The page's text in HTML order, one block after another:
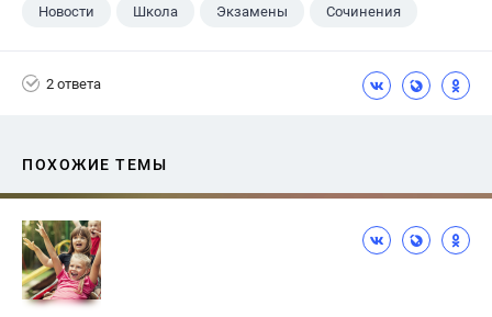
Новости Школа Экзамены Сочинения
2 ответа
ПОХОЖИЕ ТЕМЫ